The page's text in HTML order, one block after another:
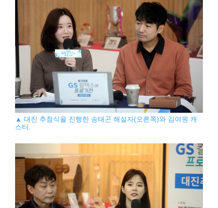
▲ 대진 추첨식을 진행한 송태곤 해설자(오른쪽)와 김여원 캐
스터.